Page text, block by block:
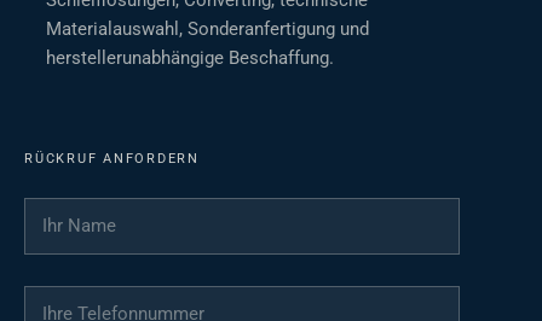
Materialauswahl, Sonderanfertigung und
herstellerunabhängige Beschaffung.
RÜCKRUF ANFORDERN
Ihr Name
Ihre Telefonnummer